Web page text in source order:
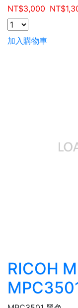
NT$3,000 NT$
加入購物車
RICOH